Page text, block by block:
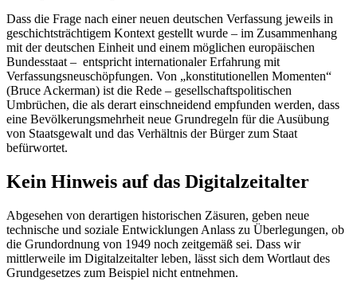
Dass die Frage nach einer neuen deutschen Verfassung jeweils in
geschichtsträchtigem Kontext gestellt wurde – im Zusammenhang
mit der deutschen Einheit und einem möglichen europäischen
Bundesstaat – entspricht internationaler Erfahrung mit
Verfassungsneuschöpfungen. Von „konstitutionellen Momenten“
(Bruce Ackerman) ist die Rede – gesellschaftspolitischen
Umbrüchen, die als derart einschneidend empfunden werden, dass
eine Bevölkerungsmehrheit neue Grundregeln für die Ausübung
von Staatsgewalt und das Verhältnis der Bürger zum Staat
befürwortet.
Kein Hinweis auf das Digitalzeitalter
Abgesehen von derartigen historischen Zäsuren, geben neue
technische und soziale Entwicklungen Anlass zu Überlegungen, ob
die Grundordnung von 1949 noch zeitgemäß sei. Dass wir
mittlerweile im Digitalzeitalter leben, lässt sich dem Wortlaut des
Grundgesetzes zum Beispiel nicht entnehmen.